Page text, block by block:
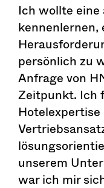
Ich wollte eine
kennenlernen,
persönlich zu
Anfrage von
Zeitpunkt. Ich
unserem
war ich mir